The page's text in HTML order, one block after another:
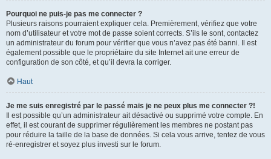
Pourquoi ne puis-je pas me connecter ?
Plusieurs raisons pourraient expliquer cela. Premièrement, vérifiez que votre
nom d’utilisateur et votre mot de passe soient corrects. S’ils le sont, contactez
un administrateur du forum pour vérifier que vous n’avez pas été banni. Il est
également possible que le propriétaire du site Internet ait une erreur de
configuration de son côté, et qu’il devra la corriger.
Haut
Je me suis enregistré par le passé mais je ne peux plus me connecter ?!
Il est possible qu’un administrateur ait désactivé ou supprimé votre compte. En
effet, il est courant de supprimer régulièrement les membres ne postant pas
pour réduire la taille de la base de données. Si cela vous arrive, tentez de vous
ré-enregistrer et soyez plus investi sur le forum.